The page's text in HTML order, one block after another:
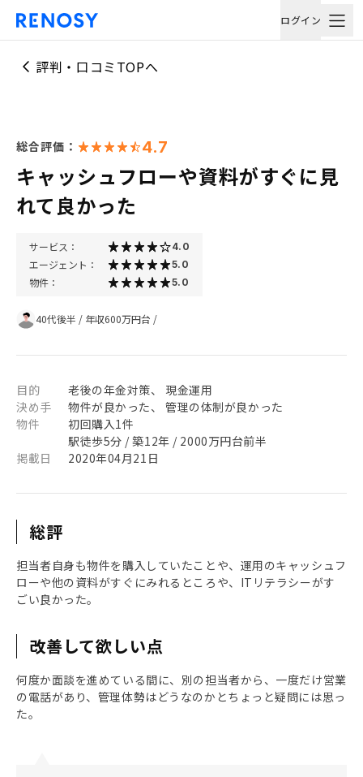
ログイン
評判・口コミTOPへ
総合評価： 4.7
キャッシュフローや資料がすぐに見
れて良かった
サービス： 4.0
エージェント： 5.0
物件： 5.0
40代後半 / 年収600万円台 /
目的
老後の年金対策、 現金運用
決め手
物件が良かった、 管理の体制が良かった
物件
初回購入1件
駅徒歩5分 / 築12年 / 2000万円台前半
掲載日
2020年04月21日
総評
担当者自身も物件を購入していたことや、運用のキャッシュフ
ローや他の資料がすぐにみれるところや、ITリテラシーがす
ごい良かった。
改善して欲しい点
何度か面談を進めている間に、別の担当者から、一度だけ営業
の電話があり、管理体勢はどうなのかとちょっと疑問には思っ
た。